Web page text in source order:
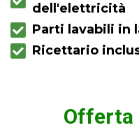
dell'elettricità
Parti lavabili in
Ricettario
Offerta